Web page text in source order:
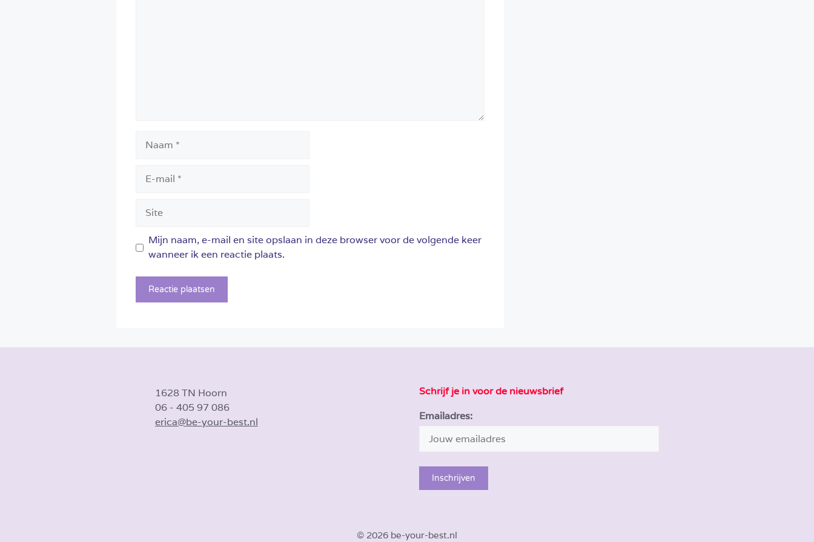
mail
Mijn naam, e-mail en site opslaan in deze browser voor de volgende keer
wanneer ik een reactie plaats.
1628 TN Hoorn
06 - 405 97 086
erica@be-your-best.nl
Schrijf je in voor de nieuwsbrief
Emailadres:
© 2026 be-your-best.nl